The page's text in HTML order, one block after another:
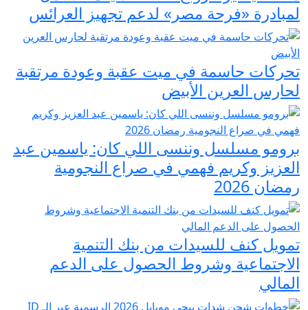
لمبادرة «فرحة مصر» لدعم تجهيز العرائس
تحركات حاسمة في ميت عقبة وعودة مرتقبة
لحارس العرين الأبيض
برومو مسلسل وننسى اللي كان: ياسمين عبد
العزيز وكريم فهمي في صراع النجومية
رمضان 2026
تمويل كنف للسيدات من بنك التنمية
الاجتماعية وشروط الحصول على الدعم
المالي